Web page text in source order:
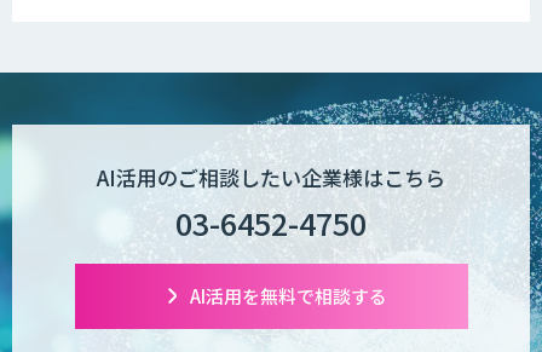
析総合ソリューション
AI活用のご相談したい企業様はこちら
03-6452-4750
AI活用を無料で相談する